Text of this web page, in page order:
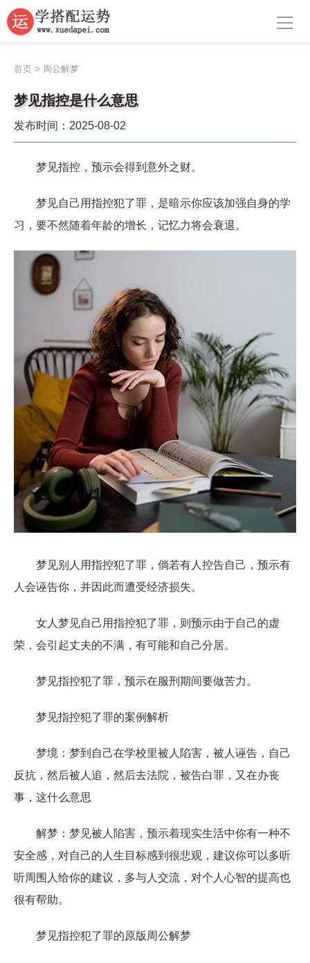
导航
生肖运势
风水
星座
首页 > 周公解梦
梦见指控是什么意思
发布时间：2025-08-02
梦见指控，预示会得到意外之财。
梦见自己用指控犯了罪，是暗示你应该加强自身的学
习，要不然随着年龄的增长，记忆力将会衰退。
梦见别人用指控犯了罪，倘若有人控告自己，预示有
人会诬告你，并因此而遭受经济损失。
女人梦见自己用指控犯了罪，则预示由于自己的虚
荣，会引起丈夫的不满，有可能和自己分居。
梦见指控犯了罪，预示在服刑期间要做苦力。
梦见指控犯了罪的案例解析
梦境：梦到自己在学校里被人陷害，被人诬告，自己
反抗，然后被人追，然后去法院，被告白罪，又在办丧
事，这什么意思
解梦：梦见被人陷害，预示着现实生活中你有一种不
安全感，对自己的人生目标感到很悲观，建议你可以多听
听周围人给你的建议，多与人交流，对个人心智的提高也
很有帮助。
梦见指控犯了罪的原版周公解梦